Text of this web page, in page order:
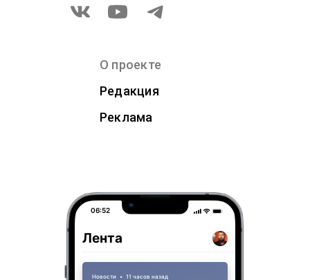
О проекте
Редакция
Реклама
06:52
Лента
Новости • 11 часов назад